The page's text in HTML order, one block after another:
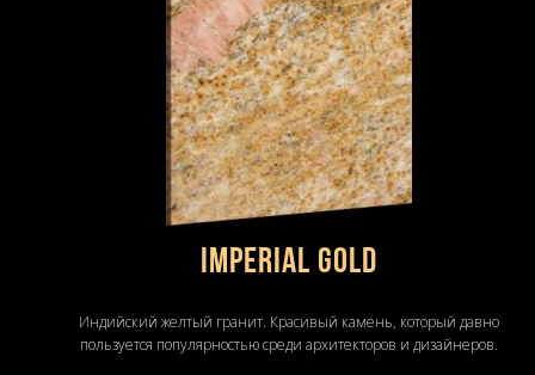
IMPERIAL GOLD
Индийский желтый гранит. Красивый камень, который давно
пользуется популярностью среди архитекторов и дизайнеров.